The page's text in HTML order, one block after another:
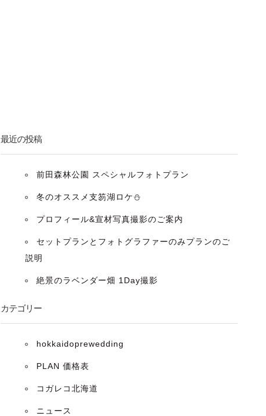
最近の投稿
前田森林公園 スペシャルフォトプラン
冬のオススメ支笏湖ロケ⛄️
プロフィール&宣材写真撮影のご案内
セットプランとフォトグラファーのみプランのご
説明
絶景のラベンダー畑 1Day撮影
カテゴリー
hokkaidoprewedding
PLAN 価格表
コガレコ北海道
ニュース